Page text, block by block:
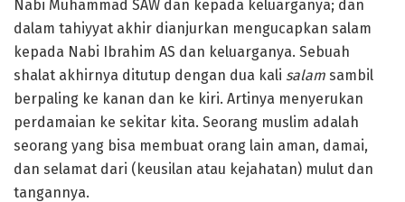
Nabi Muhammad SAW dan kepada keluarganya; dan
dalam tahiyyat akhir dianjurkan mengucapkan salam
kepada Nabi Ibrahim AS dan keluarganya. Sebuah
shalat akhirnya ditutup dengan dua kali salam sambil
berpaling ke kanan dan ke kiri. Artinya menyerukan
perdamaian ke sekitar kita. Seorang muslim adalah
seorang yang bisa membuat orang lain aman, damai,
dan selamat dari (keusilan atau kejahatan) mulut dan
tangannya.